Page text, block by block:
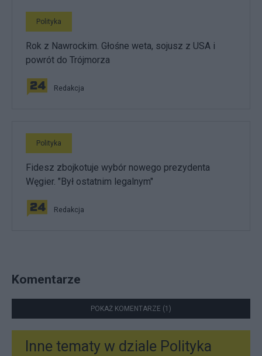
Polityka
Rok z Nawrockim. Głośne weta, sojusz z USA i
powrót do Trójmorza
Redakcja
Polityka
Fidesz zbojkotuje wybór nowego prezydenta
Węgier. "Był ostatnim legalnym"
Redakcja
Komentarze
POKAŻ KOMENTARZE (1)
Inne tematy w dziale Polityka